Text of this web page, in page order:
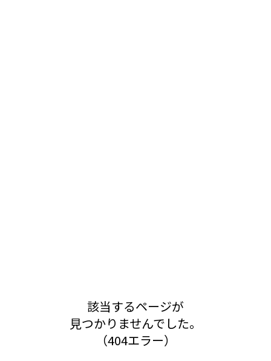
該当するページが
見つかりませんでした。
（404エラー）